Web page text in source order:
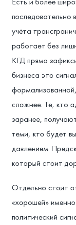
последовательно
учёта
работает без
КГД прямо
бизнеса это
сложнее. Те, кто
заранее,
теми, кто будет
давлением.
который стоит
Отдельно стоит
«хорошей»
политический